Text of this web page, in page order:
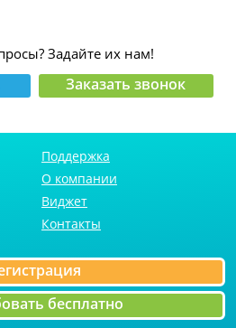
Задайте их нам!
Заказать звонок
Поддержка
О компании
Виджет
Контакты
бесплатно